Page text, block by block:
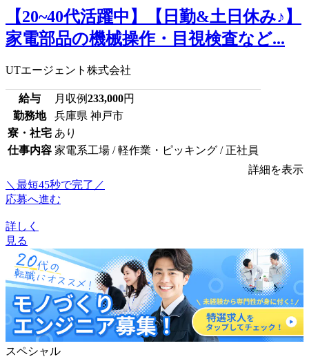
【20~40代活躍中】【日勤&土日休み♪】
家電部品の機械操作・目視検査など...
UTエージェント株式会社
給与 月収例233,000円
勤務地
兵庫県 神戸市
寮・社宅 あり
仕事内容 家電系工場 / 軽作業・ピッキング / 正社員
詳細を表示
＼最短45秒で完了／
応募へ進む
詳しく
見る
スペシャル